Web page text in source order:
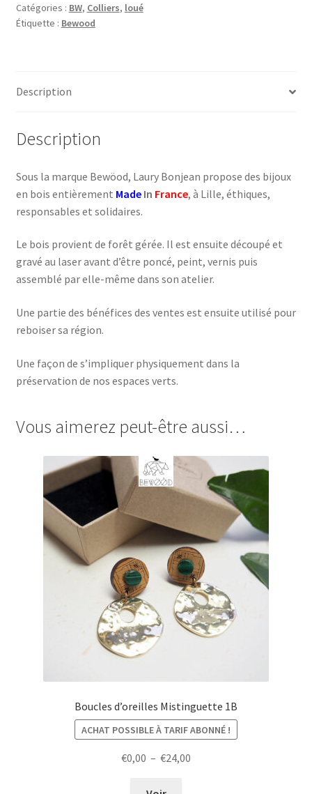
Catégories : BW, Colliers, loué
Étiquette : Bewood
Description
Description
Sous la marque Bewöod, Laury Bonjean propose des bijoux
en bois entièrement MadeIn France, à Lille, éthiques,
responsables et solidaires.
Le bois provient de forêt gérée. Il est ensuite découpé et
gravé au laser avant d’être poncé, peint, vernis puis
assemblé par elle-même dans son atelier.
Une partie des bénéfices des ventes est ensuite utilisé pour
reboiser sa région.
Une façon de s’impliquer physiquement dans la
préservation de nos espaces verts.
Vous aimerez peut-être aussi…
Boucles d’oreilles Mistinguette 1B
ACHAT POSSIBLE À TARIF ABONNÉ !
€0,00 – €24,00